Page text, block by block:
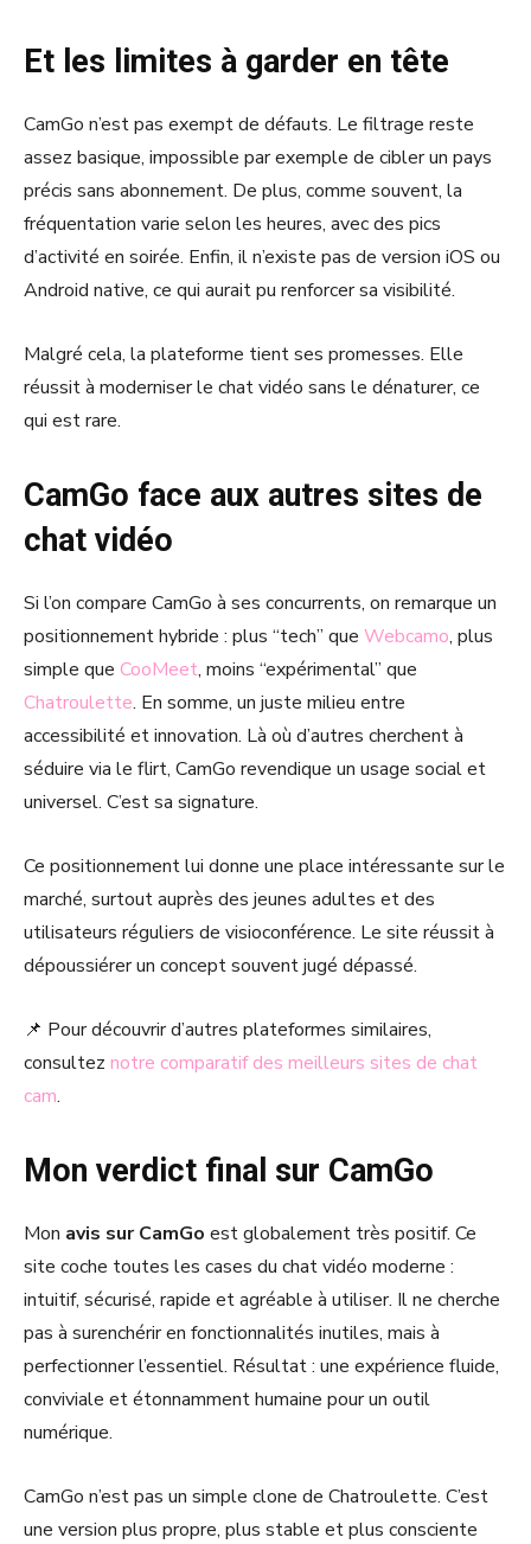
Et les limites à garder en tête
CamGo n’est pas exempt de défauts. Le filtrage reste
assez basique, impossible par exemple de cibler un pays
précis sans abonnement. De plus, comme souvent, la
fréquentation varie selon les heures, avec des pics
d’activité en soirée. Enfin, il n’existe pas de version iOS ou
Android native, ce qui aurait pu renforcer sa visibilité.
Malgré cela, la plateforme tient ses promesses. Elle
réussit à moderniser le chat vidéo sans le dénaturer, ce
qui est rare.
CamGo face aux autres sites de
chat vidéo
Si l’on compare CamGo à ses concurrents, on remarque un
positionnement hybride : plus “tech” que Webcamo, plus
simple que CooMeet, moins “expérimental” que
Chatroulette. En somme, un juste milieu entre
accessibilité et innovation. Là où d’autres cherchent à
séduire via le flirt, CamGo revendique un usage social et
universel. C’est sa signature.
Ce positionnement lui donne une place intéressante sur le
marché, surtout auprès des jeunes adultes et des
utilisateurs réguliers de visioconférence. Le site réussit à
dépoussiérer un concept souvent jugé dépassé.
📌 Pour découvrir d’autres plateformes similaires,
consultez notre comparatif des meilleurs sites de chat
cam.
Mon verdict final sur CamGo
Mon avis sur CamGo est globalement très positif. Ce
site coche toutes les cases du chat vidéo moderne :
intuitif, sécurisé, rapide et agréable à utiliser. Il ne cherche
pas à surenchérir en fonctionnalités inutiles, mais à
perfectionner l’essentiel. Résultat : une expérience fluide,
conviviale et étonnamment humaine pour un outil
numérique.
CamGo n’est pas un simple clone de Chatroulette. C’est
une version plus propre, plus stable et plus consciente